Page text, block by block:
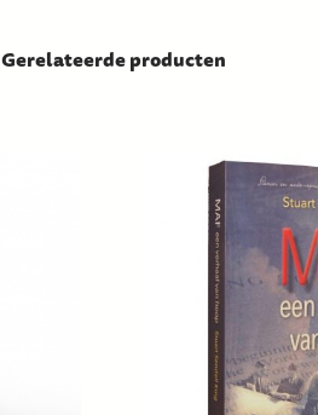
Gerelateerde producten